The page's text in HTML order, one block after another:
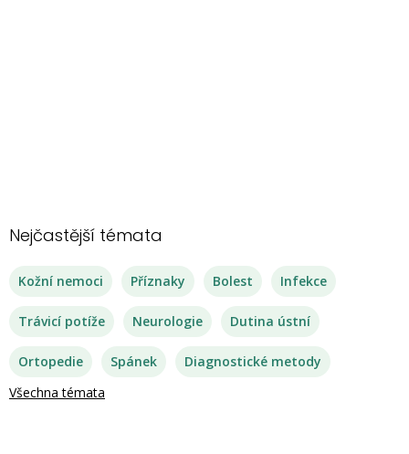
Nejčastější témata
Kožní nemoci Příznaky Bolest Infekce
Trávicí potíže Neurologie Dutina ústní
Ortopedie Spánek
Diagnostické metody
Všechna témata